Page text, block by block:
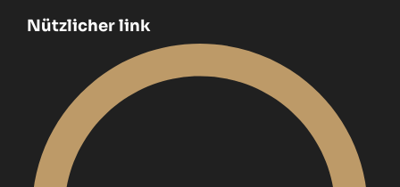
Nützlicher link